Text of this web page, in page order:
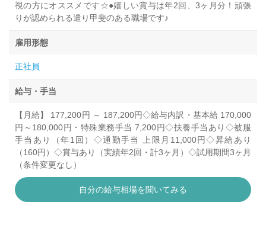
視の方にオススメです☆●嬉しい賞与は年2回、3ヶ月分！頑張
りが認められる遣り甲斐のある職場です♪
雇用形態
正社員
給与・手当
【月給】 177,200円 ～ 187,200円◇給与内訳・基本給 170,000
円～180,000円・特殊業務手当 7,200円◇扶養手当あり◇被服
手当あり（年1回）◇通勤手当 上限月11,000円◇昇給あり
（160円）◇賞与あり（実績年2回・計3ヶ月）◇試用期間3ヶ月
（条件変更なし）
自分の給与相場を聞いてみる